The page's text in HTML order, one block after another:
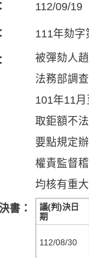
112/09/19
111年劾字
被彈劾人
法務部調
101年11
取鉅額不
要點規定
權責監督
均核有重
書：
議(判)決日
期
112/08/30